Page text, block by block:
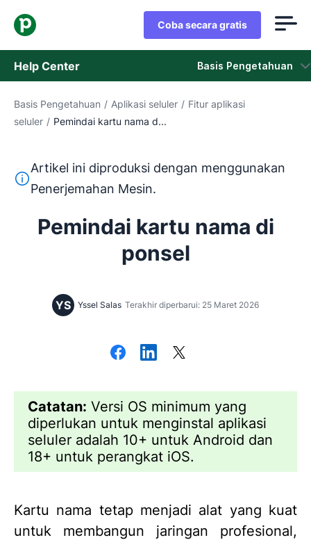
Coba secara gratis
Help Center Basis Pengetahuan
Basis Pengetahuan
Hubungi Staf Dukungan
Basis Pengetahuan / Aplikasi seluler / Fitur aplikasi
seluler / Pemindai kartu nama d...
Teks ini diterjemahkan dari bahasa Inggris dengan
Artikel ini diproduksi dengan menggunakan
Penerjemahan Mesin.
Pemindai kartu nama di
ponsel
YS Yssel Salas Terakhir diperbarui: 25 Maret 2026
Catatan: Versi OS minimum yang
diperlukan untuk menginstal aplikasi
seluler adalah 10+ untuk Android dan
18+ untuk perangkat iOS.
Kartu nama tetap menjadi alat yang kuat
untuk membangun jaringan profesional,